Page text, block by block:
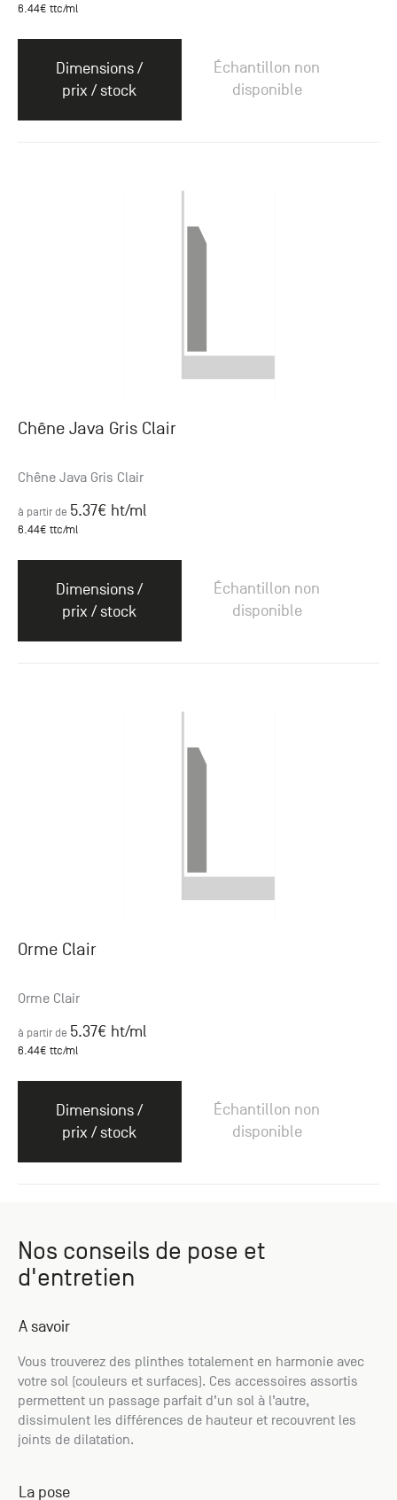
6.44€ ttc/ml
Dimensions /
prix / stock
Échantillon non
disponible
Chêne Java Gris Clair
Chêne Java Gris Clair
à partir de 5.37€ ht/ml
6.44€ ttc/ml
Dimensions /
prix / stock
Échantillon non
disponible
Orme Clair
Orme Clair
à partir de 5.37€ ht/ml
6.44€ ttc/ml
Dimensions /
prix / stock
Échantillon non
disponible
Nos conseils de pose et
d'entretien
A savoir
Vous trouverez des plinthes totalement en harmonie avec
votre sol (couleurs et surfaces). Ces accessoires assortis
permettent un passage parfait d’un sol à l’autre,
dissimulent les différences de hauteur et recouvrent les
joints de dilatation.
La pose